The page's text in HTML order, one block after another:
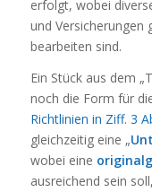
erfolgt, wobei
und Versicherungen
bearbeiten sind.
Ein Stück aus dem
noch die Form für
Richtlinien in Ziff. 3
gleichzeitig eine „
wobei eine
ausreichend sein